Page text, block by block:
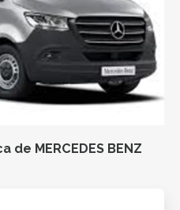
MERCEDES BENZ